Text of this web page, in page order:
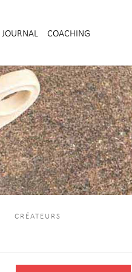
JOURNAL COACHING
CRÉATEURS